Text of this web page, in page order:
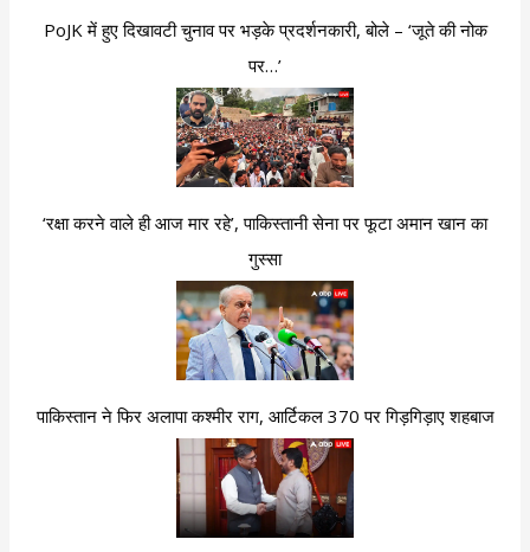
PoJK में हुए दिखावटी चुनाव पर भड़के प्रदर्शनकारी, बोले – ‘जूते की नोक
पर…’
‘रक्षा करने वाले ही आज मार रहे’, पाकिस्तानी सेना पर फूटा अमान खान का
गुस्सा
पाकिस्तान ने फिर अलापा कश्मीर राग, आर्टिकल 370 पर गिड़गिड़ाए शहबाज